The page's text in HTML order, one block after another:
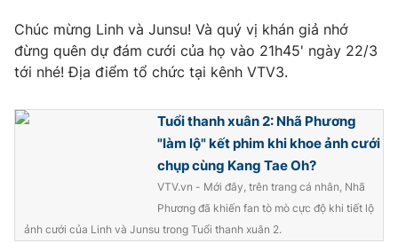
Tư vấn
Chuyên mục khác
Emagazine Podcast
Photo Infographic
Shorts video
VTV Money VTV Thể thao
Chúc mừng Linh và Junsu! Và quý vị khán giả nhớ
đừng quên dự đám cưới của họ vào 21h45' ngày 22/3
tới nhé! Địa điểm tổ chức tại kênh VTV3.
Tuổi thanh xuân 2: Nhã Phương
"làm lộ" kết phim khi khoe ảnh cưới
chụp cùng Kang Tae Oh?
VTV.vn - Mới đây, trên trang cá nhân, Nhã
Phương đã khiến fan tò mò cực độ khi tiết lộ
ảnh cưới của Linh và Junsu trong Tuổi thanh xuân 2.